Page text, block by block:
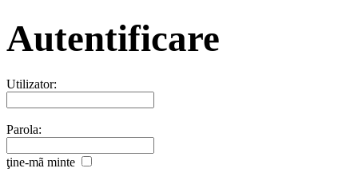
Autentificare
Utilizator:
Parola:
ţine-mã minte